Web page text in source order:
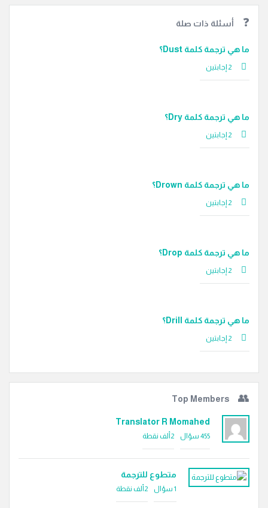
أسئلة ذات صلة
ما هي ترجمة كلمة Dust؟
‫2 إجابتين
ما هي ترجمة كلمة Dry؟
‫2 إجابتين
ما هي ترجمة كلمة Drown؟
‫2 إجابتين
ما هي ترجمة كلمة Drop؟
‫2 إجابتين
ما هي ترجمة كلمة Drill؟
‫2 إجابتين
Top Members
Translator R Momahed
455 سؤال 2ألف نقطة
متطوع للترجمة
1 سؤال 2ألف نقطة